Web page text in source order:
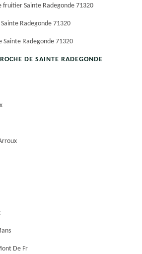
fruitier Sainte Radegonde 71320
Radegonde 71320
Sainte Radegonde 71320
DE SAINTE RADEGONDE
De Fr